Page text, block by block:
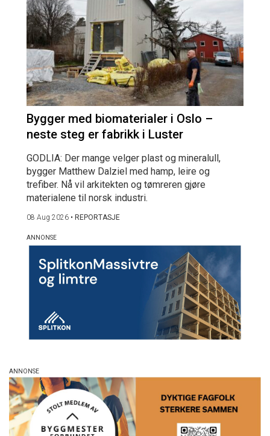
Bygger med biomaterialer i Oslo –
neste steg er fabrikk i Luster
GODLIA: Der mange velger plast og mineralull,
bygger Matthew Dalziel med hamp, leire og
trefiber. Nå vil arkitekten og tømreren gjøre
materialene til norsk industri.
08 Aug 2026 • REPORTASJE